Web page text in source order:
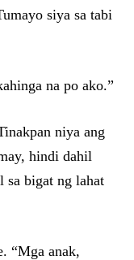
siya sa tabi
na po ako.”
niya ang
hindi dahil
sa bigat ng lahat
“Mga anak,